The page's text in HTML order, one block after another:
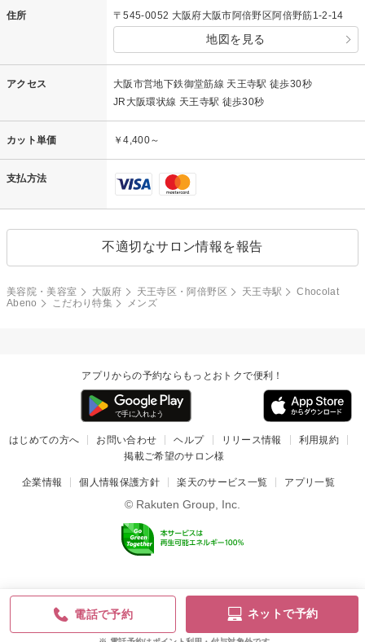
住所 〒545-0052 大阪府大阪市阿倍野区阿倍野筋1-2-14
地図を見る
アクセス
大阪市営地下鉄御堂筋線 天王寺駅 徒歩30秒
JR大阪環状線 天王寺駅 徒歩30秒
カット単価 ￥4,400～
支払方法
不適切なサロン情報を報告
電話で予約 ネットで予約
美容院・美容室 大阪府 天王寺区・阿倍野区 天王寺駅
Chocolat
Abeno
こだわり特集 メンズ
アプリからの予約ならもっとおトクで便利！
はじめての方へ お問い合わせ ヘルプ リリース情報
利用規約
掲載ご希望のサロン様
企業情報 個人情報保護方針 楽天のサービス一覧 アプリ一覧
© Rakuten Group, Inc.